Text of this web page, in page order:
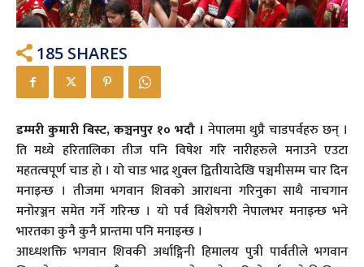
185 SHARES
डम्मरी कुमारी बिस्ट,कञ्चनपुर १० भदौ । नेपालमा थुप्रै चाडपर्वहरु छन् ।
ति मध्ये हरितालिका तीज पनि विषेश गरि नारीहरुले मनाउने एउटा
महतत्वपूर्ण चाड हो । यो चाड भाद्र शुक्ल द्वितीयादेखि पञ्चमीसम्म चार दिन
मनाइन्छ । तीजमा भगवान शिवको आराधना गरिनुका साथै नाचगान
मनोरञ्जन समेत गर्ने गरिन्छ । यो पर्व विशेषगरी नेपालभर मनाइन्छ भने
भारतका कुनै कुनै प्रान्तमा पनि मनाइन्छ ।
आध्धशक्ति भगवान शिवकी अर्धाङ्गिनी हिमालय पुत्री पार्वतीले भगवान